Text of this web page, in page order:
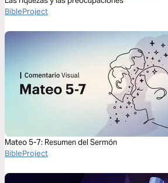
BibleProject
Mateo 5-7: Resumen del Sermón
BibleProject